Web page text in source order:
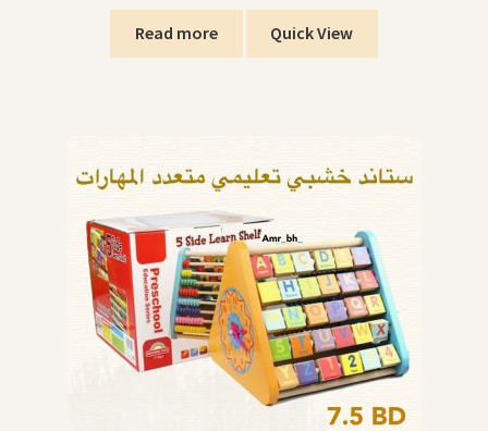
Read more Quick View